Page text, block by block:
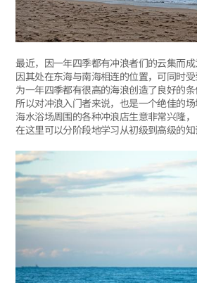
最近，因一年四季都有冲浪者们的云集而成
因其处在东海与南海相连的位置，可同时受
为一年四季都有很高的海浪创造了良好的条
所以对冲浪入门者来说，也是一个绝佳的场
海水浴场周围的各种冲浪店生意非常兴隆，
在这里可以分阶段地学习从初级到高级的知